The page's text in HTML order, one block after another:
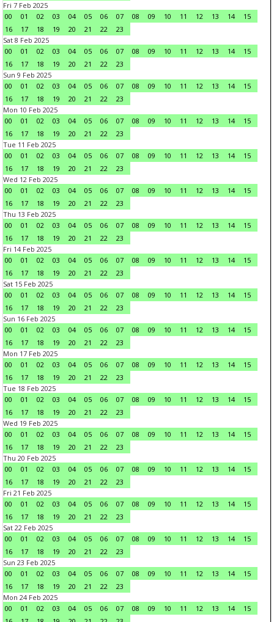
Fri 7 Feb 2025
00
01 02 03 04 05 06 07 08 09 10 11 12 13 14
15
16
17 18 19 20 21 22
23
Sat 8 Feb 2025
00
01 02 03 04 05 06 07 08 09 10 11 12 13 14
15
16
17 18 19 20 21 22
23
Sun 9 Feb 2025
00
01 02 03 04 05 06 07 08 09 10 11 12 13 14
15
16
17 18 19 20 21 22
23
Mon 10 Feb 2025
00
01 02 03 04 05 06 07 08 09 10 11 12 13 14
15
16
17 18 19 20 21 22
23
Tue 11 Feb 2025
00
01 02 03 04 05 06 07 08 09 10 11 12 13 14
15
16
17 18 19 20 21 22
23
Wed 12 Feb 2025
00
01 02 03 04 05 06 07 08 09 10 11 12 13 14
15
16
17 18 19 20 21 22
23
Thu 13 Feb 2025
00
01 02 03 04 05 06 07 08 09 10 11 12 13 14
15
16
17 18 19 20 21 22
23
Fri 14 Feb 2025
00
01 02 03 04 05 06 07 08 09 10 11 12 13 14
15
16
17 18 19 20 21 22
23
Sat 15 Feb 2025
00
01 02 03 04 05 06 07 08 09 10 11 12 13 14
15
16
17 18 19 20 21 22
23
Sun 16 Feb 2025
00
01 02 03 04 05 06 07 08 09 10 11 12 13 14
15
16
17 18 19 20 21 22
23
Mon 17 Feb 2025
00
01 02 03 04 05 06 07 08 09 10 11 12 13 14
15
16
17 18 19 20 21 22
23
Tue 18 Feb 2025
00
01 02 03 04 05 06 07 08 09 10 11 12 13 14
15
16
17 18 19 20 21 22
23
Wed 19 Feb 2025
00
01 02 03 04 05 06 07 08 09 10 11 12 13 14
15
16
17 18 19 20 21 22
23
Thu 20 Feb 2025
00
01 02 03 04 05 06 07 08 09 10 11 12 13 14
15
16
17 18 19 20 21 22
23
Fri 21 Feb 2025
00
01 02 03 04 05 06 07 08 09 10 11 12 13 14
15
16
17 18 19 20 21 22
23
Sat 22 Feb 2025
00
01 02 03 04 05 06 07 08 09 10 11 12 13 14
15
16
17 18 19 20 21 22
23
Sun 23 Feb 2025
00
01 02 03 04 05 06 07 08 09 10 11 12 13 14
15
16
17 18 19 20 21 22
23
Mon 24 Feb 2025
00
01 02 03 04 05 06 07 08 09 10 11 12 13 14
15